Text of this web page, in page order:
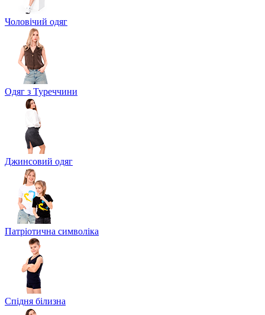
Чоловічий одяг
Одяг з Туреччини
Джинсовий одяг
Патріотична символіка
Спідня білизна